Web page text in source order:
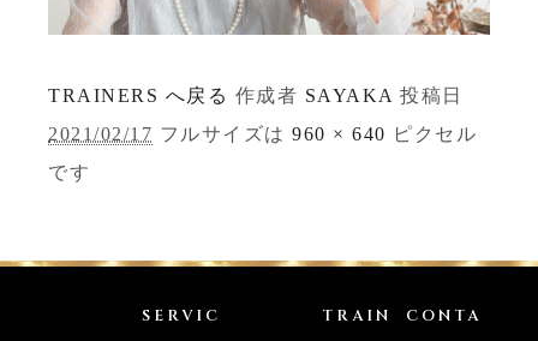
TRAINERS へ戻る 作成者 SAYAKA 投稿日
2021/02/17 フルサイズは 960 × 640 ピクセル
です
SERVIC
TRAIN
CONTA